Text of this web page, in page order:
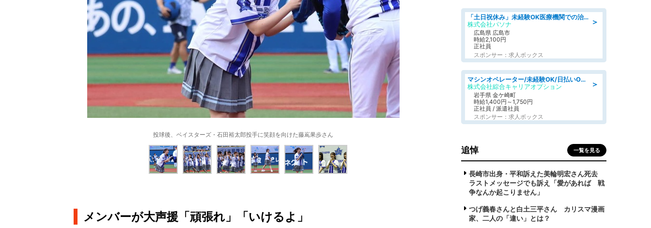
投球後、ベイスターズ・石田裕太郎投手に笑顔を向けた藤嶌果歩さん
メンバーが大声援「頑張れ」「いけるよ」
＞
「土日祝休み」未経験OK医療機関での治験コーディネーターのお仕事
株式会社パソナ
広島県 広島市
時給2,100円
正社員
スポンサー：求人ボックス
＞
マシンオペレーター/未経験OK/日払いOK/寮完備/交替制/20・30・40代活躍中
株式会社綜合キャリアオプション
岩手県 金ケ崎町
時給1,400円～1,750円
正社員 / 派遣社員
スポンサー：求人ボックス
追悼 一覧を見る
長崎市出身・平和訴えた美輪明宏さん死去
ラストメッセージでも訴え「愛があれば 戦
争なんか起こりません」
つげ義春さんと白土三平さん カリスマ漫画
家、二人の「違い」とは？